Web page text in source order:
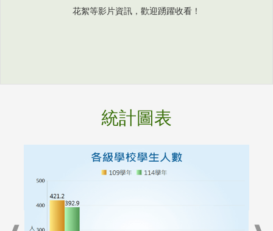
花絮等影片資訊，歡迎踴躍收看！
統計圖表